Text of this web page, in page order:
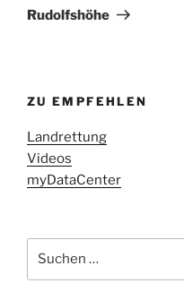
Beitrag
Rudolfshöhe
ZU EMPFEHLEN
Landrettung
Videos
myDataCenter
nach: